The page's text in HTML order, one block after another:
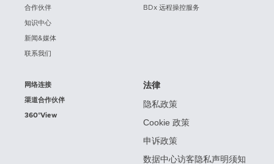
合作伙伴
知识中心
新闻&媒体
联系我们
BDx 远程操控服务
网络连接
渠道合作伙伴
360°View
法律
隐私政策
Cookie 政策
申诉政策
数据中心访客隐私声明须知